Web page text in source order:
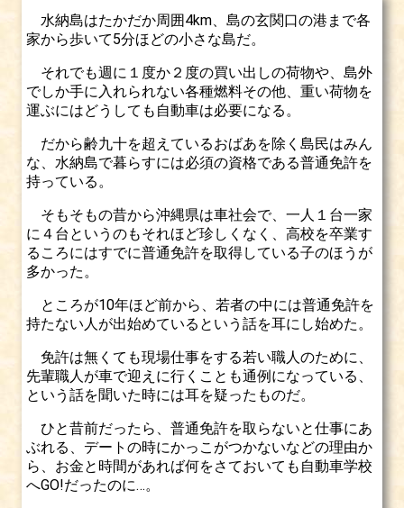
水納島はたかだか周囲4km、島の玄関口の港まで各
家から歩いて5分ほどの小さな島だ。
それでも週に１度か２度の買い出しの荷物や、島外
でしか手に入れられない各種燃料その他、重い荷物を
運ぶにはどうしても自動車は必要になる。
だから齢九十を超えているおばあを除く島民はみん
な、水納島で暮らすには必須の資格である普通免許を
持っている。
そもそもの昔から沖縄県は車社会で、一人１台一家
に４台というのもそれほど珍しくなく、高校を卒業す
るころにはすでに普通免許を取得している子のほうが
多かった。
ところが10年ほど前から、若者の中には普通免許を
持たない人が出始めているという話を耳にし始めた。
免許は無くても現場仕事をする若い職人のために、
先輩職人が車で迎えに行くことも通例になっている、
という話を聞いた時には耳を疑ったものだ。
ひと昔前だったら、普通免許を取らないと仕事にあ
ぶれる、デートの時にかっこがつかないなどの理由か
ら、お金と時間があれば何をさておいても自動車学校
へGO!だったのに…。